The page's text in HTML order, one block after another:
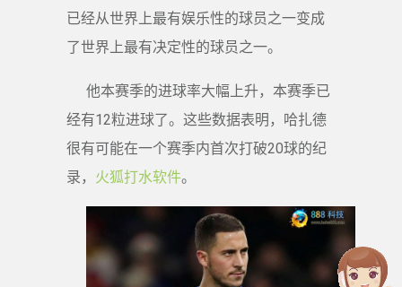
已经从世界上最有娱乐性的球员之一变成
了世界上最有决定性的球员之一。
他本赛季的进球率大幅上升，本赛季已
经有12粒进球了。这些数据表明，哈扎德
很有可能在一个赛季内首次打破20球的纪
录， 火狐打水软件。